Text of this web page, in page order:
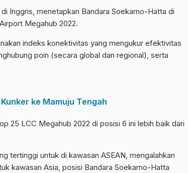
Inggris, menetapkan Bandara Soekarno-Hatta di
Megahub 2022.
indeks konektivitas yang mengukur efektivitas
poin (secara global dan regional), serta
ke Mamuju Tengah
25 LCC Megahub 2022 di posisi 6 ini lebih baik dari
tertinggi untuk di kawasan ASEAN, mengalahkan
kawasan Asia, posisi Bandara Soekarno-Hatta